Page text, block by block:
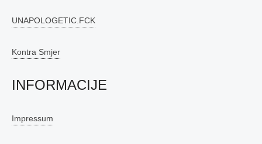
UNAPOLOGETIC.FCK
Kontra Smjer
INFORMACIJE
Impressum